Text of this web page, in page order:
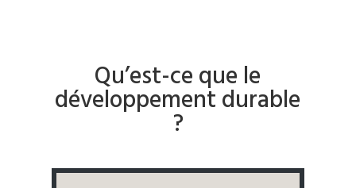
Qu’est-ce que le
développement durable
?